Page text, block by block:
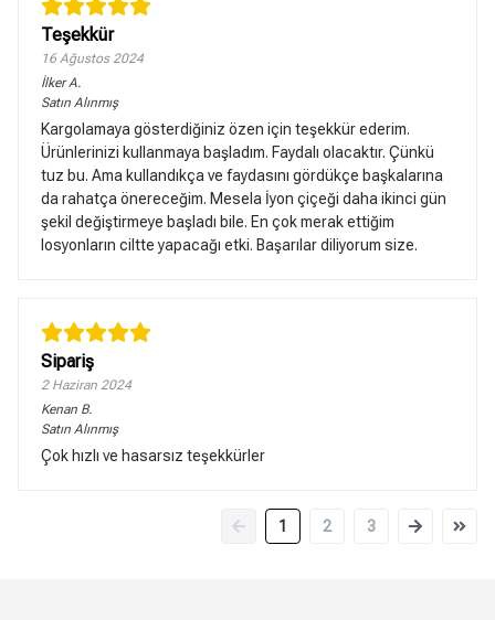
Teşekkür
16 Ağustos 2024
İlker A.
Satın Alınmış
Kargolamaya gösterdiğiniz özen için teşekkür ederim.
Ürünlerinizi kullanmaya başladım. Faydalı olacaktır. Çünkü
tuz bu. Ama kullandıkça ve faydasını gördükçe başkalarına
da rahatça önereceğim. Mesela İyon çiçeği daha ikinci gün
şekil değiştirmeye başladı bile. En çok merak ettiğim
losyonların ciltte yapacağı etki. Başarılar diliyorum size.
Sipariş
2 Haziran 2024
Kenan B.
Satın Alınmış
Çok hızlı ve hasarsız teşekkürler
1 2 3